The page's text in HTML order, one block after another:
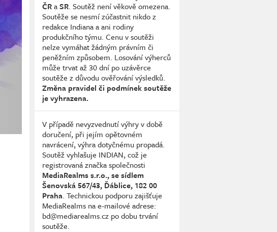
ČRaSR. Soutěž není věkově omezena.
Soutěže se nesmí zúčastnit nikdo z
redakce Indiana a ani rodiny
produkčního týmu. Cenu v soutěži
nelze vymáhat žádným právním či
peněžním způsobem. Losování výherců
může trvat až 30 dní po uzávěrce
soutěže z důvodu ověřování výsledků.
Změna pravidel či podmínek soutěže
je vyhrazena.
V případě nevyzvednutí výhry v době
doručení, při jejím opětovném
navrácení, výhra dotyčnému propadá.
Soutěž vyhlašuje INDIAN, což je
registrovaná značka společnosti
MediaRealms s.r.o., se sídlem
Šenovská 567/43, Ďáblice, 182 00
Praha. Technickou podporu zajišťuje
MediaRealms na e-mailové adrese:
bd@mediarealms.cz po dobu trvání
soutěže.